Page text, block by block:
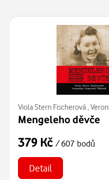
Viola Stern Fischerová ,
Mengeleho děvče
379 Kč / 607 bodů
Detail